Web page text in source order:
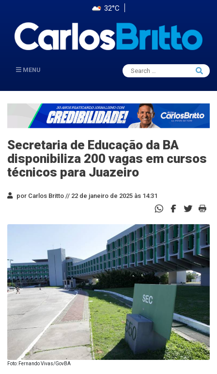
32°C
MENU
Search
for:
Search
Secretaria de Educação da BA
disponibiliza 200 vagas em cursos
técnicos para Juazeiro
por Carlos Britto // 22 de janeiro de 2025 às 14:31
Foto: Fernando Vivas/GovBA